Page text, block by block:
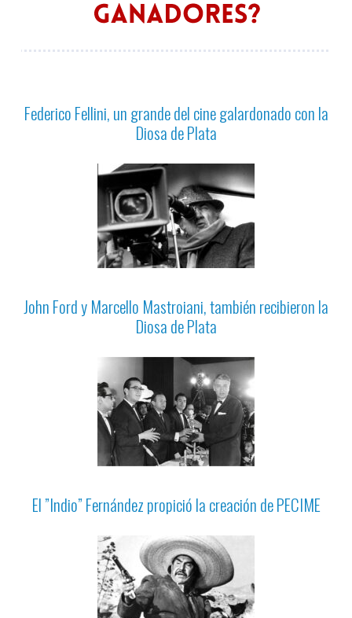
Federico Fellini, un grande del cine galardonado con la
Diosa de Plata
John Ford y Marcello Mastroiani, también recibieron la
Diosa de Plata
El ”Indio” Fernández propició la creación de PECIME